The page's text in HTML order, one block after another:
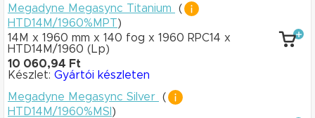
Megadyne Megasync Titanium
(
HTD14M/1960%MPT)
14M x 1960 mm x 140 fog x 1960 RPC14 x
HTD14M/1960 (Lp)
10 060,94 Ft
Készlet: Gyártói készleten
Megadyne Megasync Silver
(
HTD14M/1960%MSI )